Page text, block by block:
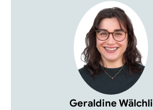
Geraldine Wälchli